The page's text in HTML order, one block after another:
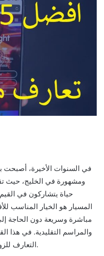
في السنوات الأخيرة، أصبحت
ومشهورة في الخليج، حيث
حياة يتشاركون في
المسيار هو الخيار المناسب
مباشرة وسريعة دون الحاجة
والمراسم التقليدية. في هذا
التعارف للزواج المسيار في الخليج وكيفية عملها.